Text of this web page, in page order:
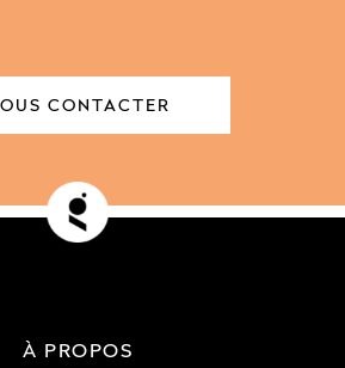
CONTACTER
À PROPOS